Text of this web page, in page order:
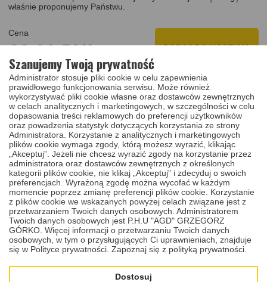
właśnie proponujemy Państwu.
Cena
60,00 PLN DODAJ DO KOSZYKA
Zaufaj naszym fachowcom i ciesz się sprawnym działaniem swojej
wkładki. Nasza usługa dorobienia klucza do wkładki
antywłamaniowej firmy Gerda na podstawie kodu nacieć to
gwarancja wysokiej jakości, precyzji i profesjonalizmu. Jeśli masz
jakiekolwiek pytania lub potrzebujesz dodatkowych informacji,
skontaktuj się z nami – chętnie pomożemy!
Cena zawiera:
dorobienie jednej sztuki klucza Gerda EDA do wkładu
zamka na podstawie kodu.
Uwaga: Ze względu na to, że usługa dorobienia klucza na
podstawie kodu do antywłamaniowego wkładu zamka firmyGerda
EDAwykonywana jest na zamówienie - nie ma możliwości zwrotu
dorobionej kopii klucza.
Obejrzyj materiał wideo z którego dowiesz się jakdorabiamy
Szanujemy Twoją prywatność
Administrator stosuje pliki cookie w celu zapewnienia
prawidłowego funkcjonowania serwisu. Może również
wykorzystywać pliki cookie własne oraz dostawców zewnętrznych
w celach analitycznych i marketingowych, w szczególności w celu
dopasowania treści reklamowych do preferencji użytkowników
oraz powadzenia statystyk dotyczących korzystania ze strony
Administratora. Korzystanie z analitycznych i marketingowych
plików cookie wymaga zgody, którą możesz wyrazić, klikając
„Akceptuj”. Jeżeli nie chcesz wyrazić zgody na korzystanie przez
administratora oraz dostawców zewnętrznych z określonych
kategorii plików cookie, nie klikaj „Akceptuj” i zdecyduj o swoich
preferencjach. Wyrażoną zgodę można wycofać w każdym
momencie poprzez zmianę preferencji plików cookie. Korzystanie
z plików cookie we wskazanych powyżej celach związane jest z
przetwarzaniem Twoich danych osobowych. Administratorem
Twoich danych osobowych jest P.H.U "AGD" GRZEGORZ
GÓRKO. Więcej informacji o przetwarzaniu Twoich danych
osobowych, w tym o przysługujących Ci uprawnieniach, znajduje
się w Polityce prywatności. Zapoznaj się z polityką prywatności.
Dostosuj